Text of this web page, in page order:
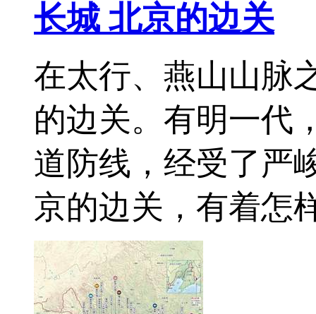
长城 北京的边关
在太行、燕山山脉
的边关。有明一代
道防线，经受了严
京的边关，有着怎